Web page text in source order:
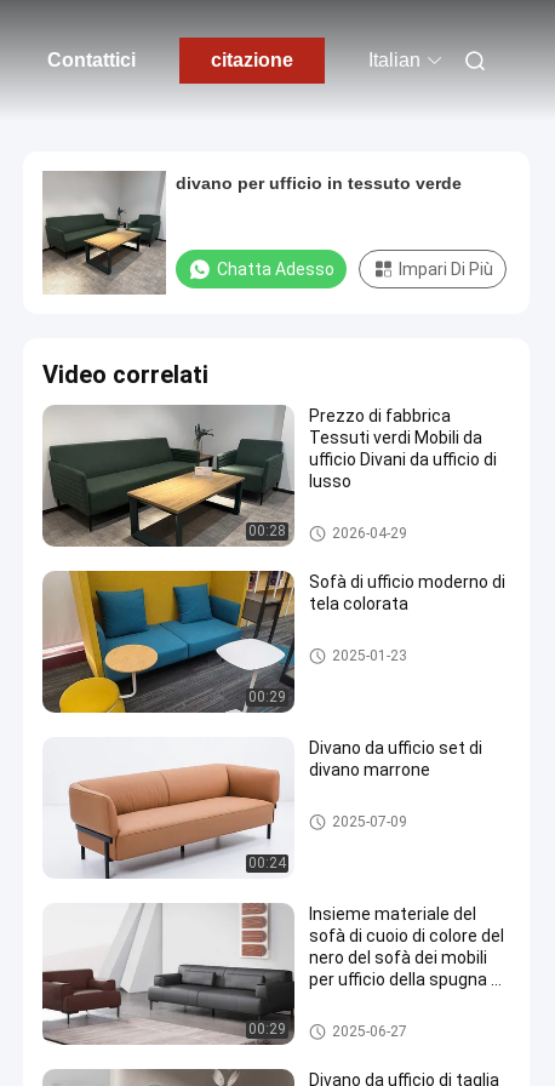
Contattici citazione Italian
divano per ufficio in tessuto verde
Chatta Adesso Impari Di Più
Video correlati
00:28
Prezzo di fabbrica
Tessuti verdi Mobili da
ufficio Divani da ufficio di
lusso
Mobili per ufficio Divano
2026-04-29
00:29
Sofà di ufficio moderno di
tela colorata
Mobili per ufficio Divano
2025-01-23
00:24
Divano da ufficio set di
divano marrone
Mobili per ufficio Divano
2025-07-09
00:29
Insieme materiale del
sofà di cuoio di colore del
nero del sofà dei mobili
per ufficio della spugna di
Mobili per ufficio Divano
2025-06-27
Divano da ufficio di taglia